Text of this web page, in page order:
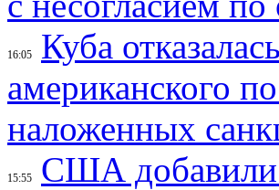
16:05
Куба
американского
наложенных
15:55 США добавили